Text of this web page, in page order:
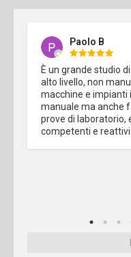
Paolo B
È un grande studio
alto livello, non
macchine e impianti
manuale ma anche
prove di laboratorio,
competenti e reattivi.